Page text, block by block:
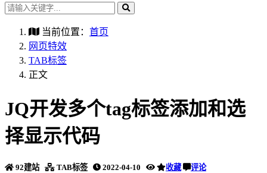
当前位置： 首页
网页特效
TAB标签
正文
JQ开发多个tag标签添加和选
择显示代码
92建站 TAB标签 2022-04-10 收藏 评论